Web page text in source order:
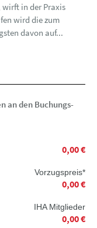
wirft in der Praxis
wird die zum
davon auf...
an den Buchungs-
0,00 €
Vorzugspreis*
0,00 €
IHA Mitglieder
0,00 €